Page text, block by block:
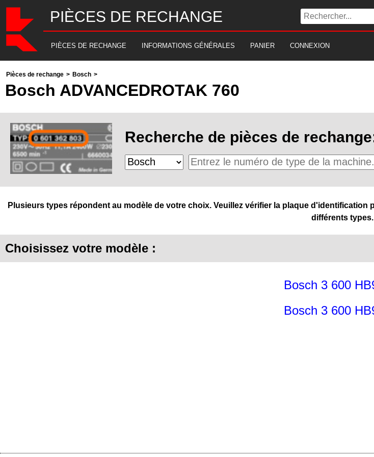
PIÈCES DE RECHANGE
PIÈCES DE RECHANGE INFORMATIONS GÉNÉRALES PANIER CONNEXION
Pièces de rechange > Bosch >
Bosch ADVANCEDROTAK 760
Recherche de pièces de
Plusieurs types répondent au modèle de votre choix. Veuillez vérifier la plaque
différents types.
Choisissez votre modèle :
Bosch 3 600
Bosch 3 600